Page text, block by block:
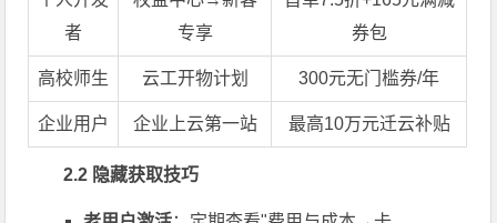
者
专享
券包
高校师生 云工开物计划 300元无门槛券/年
企业用户 企业上云第一站 最高10万元迁云补贴
2.2 隐藏获取技巧